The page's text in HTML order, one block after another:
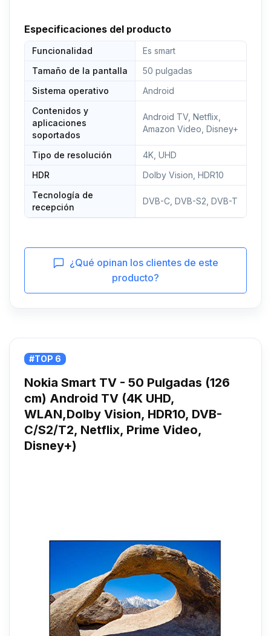
DTS, experimentarás todo el sonido como en el
cine; la tecnología Dolby Vision te proporciona una
experiencia de cine aún más espectacular; así
disfrutarás de las mejores películas de una forma
completamente nueva
Especificaciones del producto
Funcionalidad
Es smart
Tamaño de la pantalla
50 pulgadas
Sistema operativo
Android
Contenidos y
aplicaciones
soportados
Android TV, Netflix,
Amazon Video, Disney+
Tipo de resolución
4K, UHD
HDR
Dolby Vision, HDR10
Tecnología de
recepción
DVB-C, DVB-S2, DVB-T
¿Qué opinan los clientes de este
producto?
#TOP 6
Nokia Smart TV - 50 Pulgadas (126
cm) Android TV (4K UHD,
WLAN,Dolby Vision, HDR10, DVB-
C/S2/T2, Netflix, Prime Video,
Disney+)